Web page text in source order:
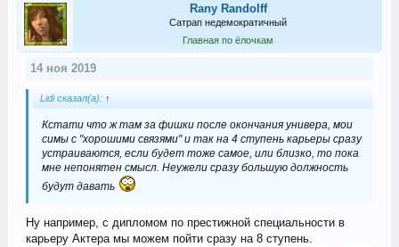
Rany Randolff
Сатрап недемократичный
Главная по ёлочкам
14 ноя 2019
Lidi сказал(а): ↑
Кстати что ж там за фишки после окончания универа, мои
симы с "хорошими связями" и так на 4 ступень карьеры сразу
устраиваются, если будет тоже самое, или близко, то пока
мне непонятен смысл. Неужели сразу большую должность
будут давать
Ну например, с дипломом по престижной специальности в
карьеру Актера мы можем пойти сразу на 8 ступень.